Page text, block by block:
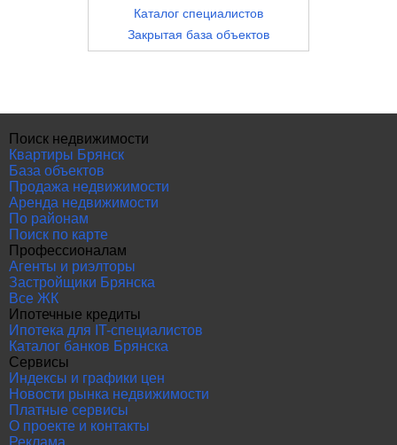
Каталог специалистов
Закрытая база объектов
Поиск недвижимости
Квартиры Брянск
База объектов
Продажа недвижимости
Аренда недвижимости
По районам
Поиск по карте
Профессионалам
Агенты и риэлторы
Застройщики Брянска
Все ЖК
Ипотечные кредиты
Ипотека для IT-специалистов
Каталог банков Брянска
Сервисы
Индексы и графики цен
Новости рынка недвижимости
Платные сервисы
О проекте и контакты
Реклама